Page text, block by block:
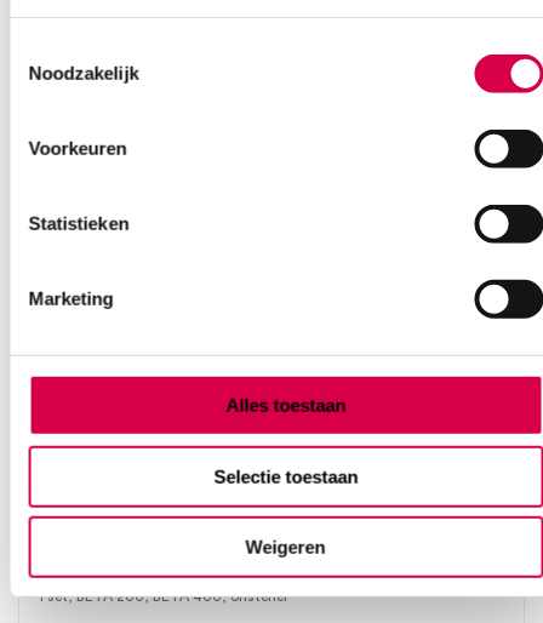
Noodzakelijk
Voorkeuren
Statistieken
Marketing
Alles toestaan
Selectie toestaan
Weigeren
Heine 2.5V XHL – BETA 400 F.O. Otoscoop,
BETA 200 Oftalmoscoop, BETA
HEINE
1 set, BETA 200, BETA 400, onsteriel